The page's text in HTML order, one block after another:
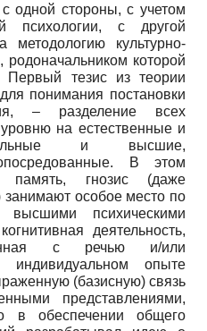
одной стороны, с учетом
психологии, с другой
культурно-
родоначальником которой
Первый тезис из теории
понимания постановки
– разделение всех
на естественные и
и высшие,
В этом
память, гнозис (даже
особое место по
психическими
деятельность,
с речью и/или
опыте
(базисную) связь
представлениями,
в обеспечении общего